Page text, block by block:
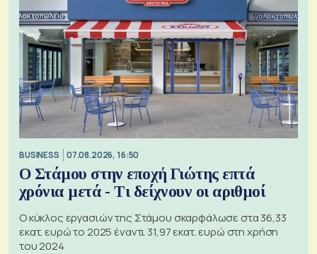
BUSINESS 07.08.2026, 16:50
Ο Στάμου στην εποχή Γιώτης επτά
χρόνια μετά - Τι δείχνουν οι αριθμοί
Ο κύκλος εργασιών της Στάμου σκαρφάλωσε στα 36,33
εκατ. ευρώ το 2025 έναντι 31,97 εκατ. ευρώ στη χρήση
του 2024